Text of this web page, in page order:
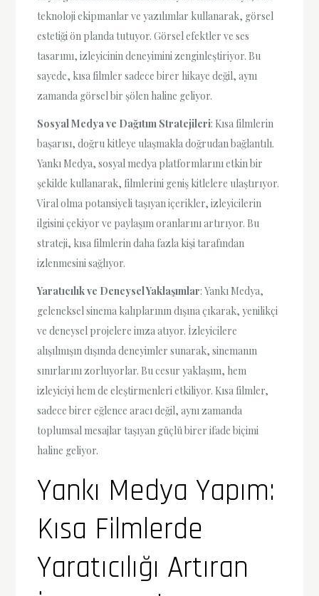
teknoloji ekipmanlar ve yazılımlar kullanarak, görsel
estetiği ön planda tutuyor. Görsel efektler ve ses
tasarımı, izleyicinin deneyimini zenginleştiriyor. Bu
sayede, kısa filmler sadece birer hikaye değil, aynı
zamanda görsel bir şölen haline geliyor.
Sosyal Medya ve Dağıtım Stratejileri: Kısa filmlerin
başarısı, doğru kitleye ulaşmakla doğrudan bağlantılı.
Yankı Medya, sosyal medya platformlarını etkin bir
şekilde kullanarak, filmlerini geniş kitlelere ulaştırıyor.
Viral olma potansiyeli taşıyan içerikler, izleyicilerin
ilgisini çekiyor ve paylaşım oranlarını artırıyor. Bu
strateji, kısa filmlerin daha fazla kişi tarafından
izlenmesini sağlıyor.
Yaratıcılık ve Deneysel Yaklaşımlar: Yankı Medya,
geleneksel sinema kalıplarının dışına çıkarak, yenilikçi
ve deneysel projelere imza atıyor. İzleyicilere
alışılmışın dışında deneyimler sunarak, sinemanın
sınırlarını zorluyorlar. Bu cesur yaklaşım, hem
izleyiciyi hem de eleştirmenleri etkiliyor. Kısa filmler,
sadece birer eğlence aracı değil, aynı zamanda
toplumsal mesajlar taşıyan güçlü birer ifade biçimi
haline geliyor.
Yankı Medya Yapım:
Kısa Filmlerde
Yaratıcılığı Artıran